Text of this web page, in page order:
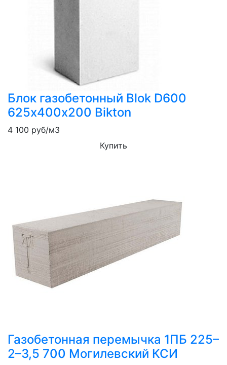
Блок газобетонный Blok D600
625х400х200 Bikton
4 100 руб/м3
Купить
Газобетонная перемычка 1ПБ 225–
2–3,5 700 Могилевский КСИ